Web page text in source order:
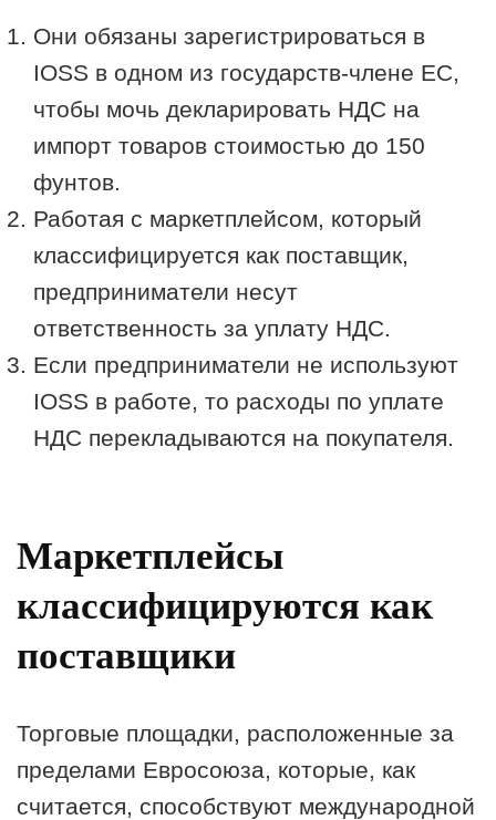
Они обязаны зарегистрироваться в
IOSS в одном из государств-члене ЕС,
чтобы мочь декларировать НДС на
импорт товаров стоимостью до 150
фунтов.
Работая с маркетплейсом, который
классифицируется как поставщик,
предприниматели несут
ответственность за уплату НДС.
Если предприниматели не используют
IOSS в работе, то расходы по уплате
НДС перекладываются на покупателя.
Маркетплейсы
классифицируются как
поставщики
Торговые площадки, расположенные за
пределами Евросоюза, которые, как
считается, способствуют международной